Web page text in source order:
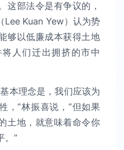
这部法令是有争议的，
Lee Kuan Yew）认为势
够以低廉成本获得土地
人们迁出拥挤的市中
本理念是，我们应该为
，”林振喜说，”但如果
土地，就意味着命令你
。”